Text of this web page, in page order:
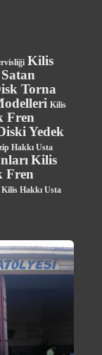
Kilis
Torna
Kilis
Fren
Yedek
Hakkı Usta
Kilis
Fren
Kilis Hakkı Usta